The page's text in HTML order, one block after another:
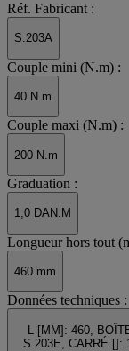
Réf. Fabricant :
S.203A
Couple mini (N.m) :
40 N.m
Couple maxi (N.m) :
200 N.m
Graduation :
1,0 DAN.M
Longueur hors tout
460 mm
Données techniques :
L [MM]: 460, BOÎTE: BP.D5, CAPACITÉ [DAN.M]: 4 - 20, CARRÉ:
S.203E, CARRÉ []: 1/2, CLÉ: S.203DA, GRADUATION: 1,0 DAN.M,